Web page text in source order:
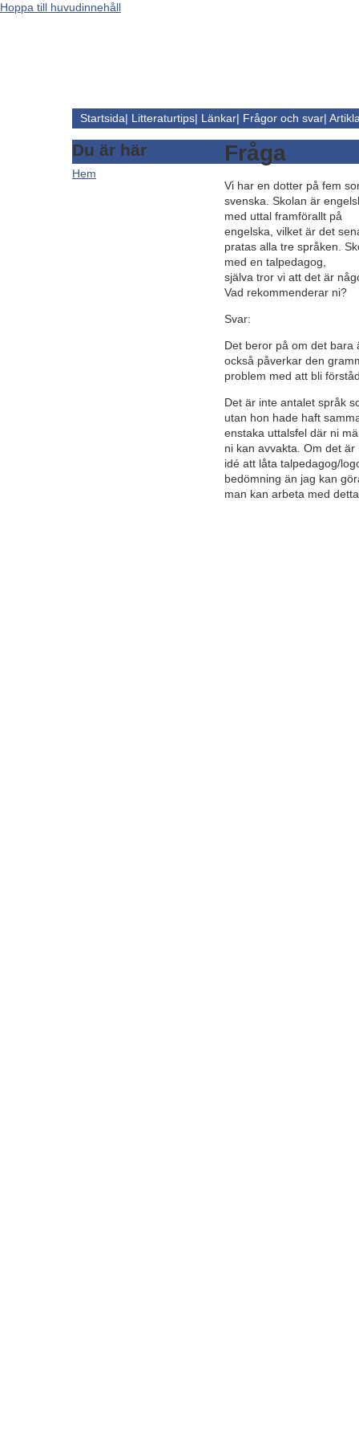
Hoppa till huvudinnehåll
Startsida| Litteraturtips| Länkar| Frågor och svar|
Du är här
Hem
Fråga
Vi har en dotter på fem
svenska. Skolan är
med uttal framförallt på
engelska, vilket är det
pratas alla tre språken.
med en talpedagog,
själva tror vi att det är
Vad rekommenderar ni?
Svar:
Det beror på om det bara
också påverkar den
problem med att bli
Det är inte antalet språk
utan hon hade haft
enstaka uttalsfel där ni
ni kan avvakta. Om det
idé att låta talpedagog/
bedömning än jag kan
man kan arbeta med